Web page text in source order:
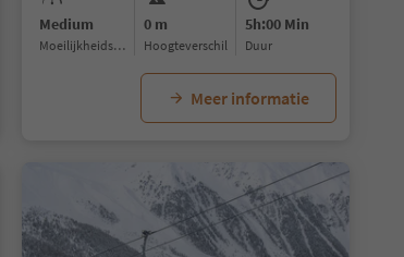
Medium
Moeilijkheidsgraad
0 m
Hoogteverschil
5h:00 Min
Duur
Meer informatie